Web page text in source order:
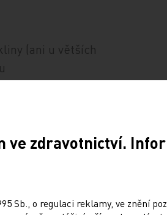
(ani u větších
tu je
ve zdravotnictví.
Sb., o regulaci reklamy, ve znění